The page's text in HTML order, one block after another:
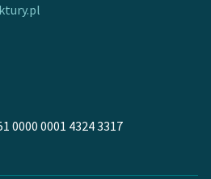
0000 0001 4324 3317